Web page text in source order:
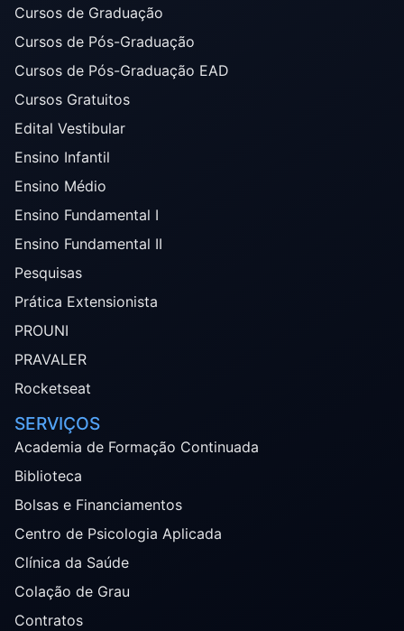
Cursos de Graduação
Cursos de Pós-Graduação
Cursos de Pós-Graduação EAD
Cursos Gratuitos
Edital Vestibular
Ensino Infantil
Ensino Médio
Ensino Fundamental I
Ensino Fundamental II
Pesquisas
Prática Extensionista
PROUNI
PRAVALER
Rocketseat
SERVIÇOS
Academia de Formação Continuada
Biblioteca
Bolsas e Financiamentos
Centro de Psicologia Aplicada
Clínica da Saúde
Colação de Grau
Contratos